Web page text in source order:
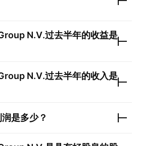
N.V.过去半年的收益是
N.V.过去半年的收入是
润是多少？